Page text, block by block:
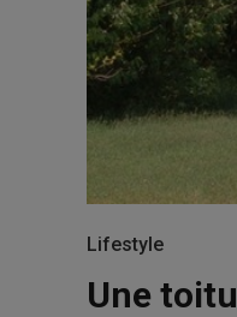
Lifestyle
Une